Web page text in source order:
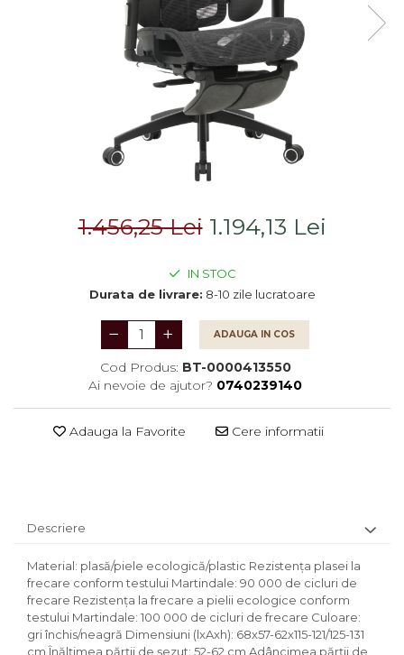
Scaune living/dining
Set mobilier Living
Seturi masa +scaune
Seturi dormitoare
1.456,25 Lei 1.194,13 Lei
IN STOC
Durata de livrare: 8-10 zile lucratoare
ADAUGA IN COS
Cod Produs: BT-0000413550
Ai nevoie de ajutor? 0740239140
Adauga la Favorite Cere informatii
Descriere
Material: plasă/piele ecologică/plastic Rezistenţa plasei la
frecare conform testului Martindale: 90 000 de cicluri de
frecare Rezistenţa la frecare a pielii ecologice conform
testului Martindale: 100 000 de cicluri de frecare Culoare:
gri închis/neagră Dimensiuni (lxAxh): 68x57-62x115-121/125-131
cm Înălţimea părţii de şezut: 52-62 cm Adâncimea părţii de